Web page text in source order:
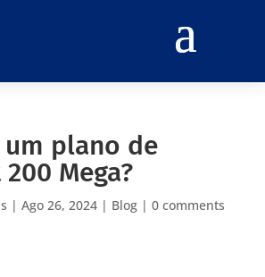
um plano de
Mega?
| Ago 26, 2024| Blog| 0 comments